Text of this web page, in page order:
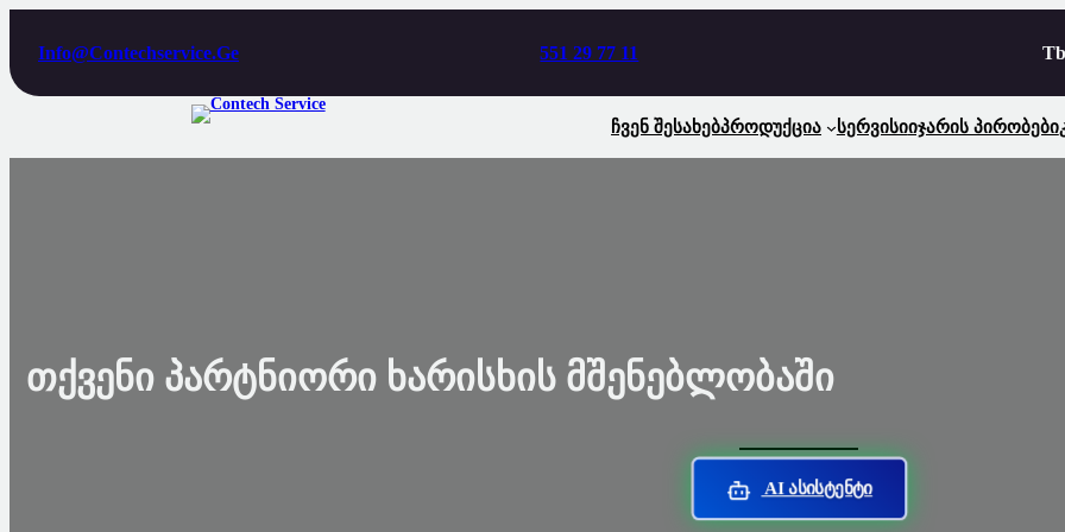
Info@contechservice.ge 551 29 77 11
Ჩვენ ᲨესახებᲞროდუქცია ᲡერვისიᲘჯარის Პირობები
Თქვენი Პარტნიორი Ხარისხის Მშენებლობაში
AI Ასისტენტი